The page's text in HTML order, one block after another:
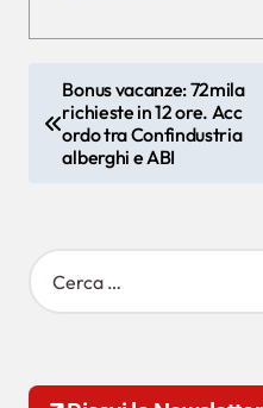
a
z
o
Bonus vacanze: 72mila
richieste in 12 ore. Acc
ordo tra Confindustria
alberghi e ABI
R
i
c